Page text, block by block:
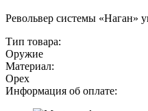
Револьвер системы «Наган»
Тип товара:
Оружие
Материал:
Орех
Информация об оплате: